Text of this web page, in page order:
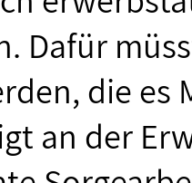
Dafür
die es
an der